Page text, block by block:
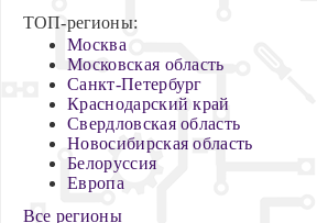
ТОП-регионы:
Москва
Московская область
Санкт-Петербург
Краснодарский край
Свердловская область
Новосибирская область
Белоруссия
Европа
Все регионы